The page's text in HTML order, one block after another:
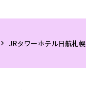
JRタワーホテル日航札幌